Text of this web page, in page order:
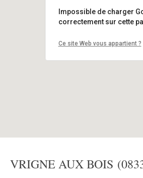
Impossible de charger
correctement sur cette
Ce site Web vous appartient ?
VRIGNE AUX BOIS